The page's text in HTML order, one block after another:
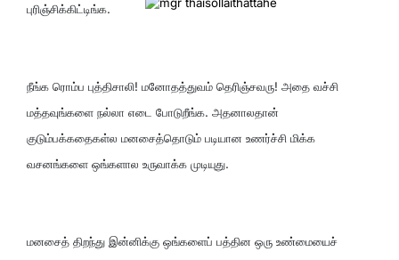
புரிஞ்சிக்கிட்டிங்க.
நீங்க ரொம்ப புத்திசாலி! மனோதத்துவம் தெரிஞ்சவரு! அதை வச்சி
மத்தவுங்களை நல்லா எடை போடுறீங்க. அதனாலதான்
குடும்பக்கதைகள்ல மனசைத்தொடும் படியான உணர்ச்சி மிக்க
வசனங்களை ஒங்களால உருவாக்க முடியுது.
மனசைத் திறந்து இன்னிக்கு ஒங்களைப் பத்தின ஒரு உண்மையைச்